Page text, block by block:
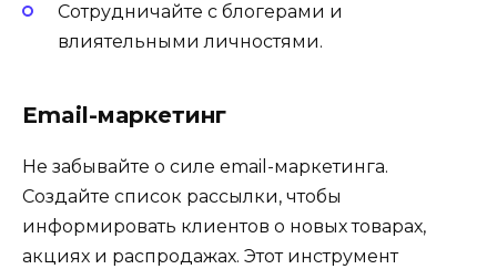
Сотрудничайте с блогерами и
влиятельными личностями.
Email-маркетинг
Не забывайте о силе email-маркетинга.
Создайте список рассылки, чтобы
информировать клиентов о новых товарах,
акциях и распродажах. Этот инструмент